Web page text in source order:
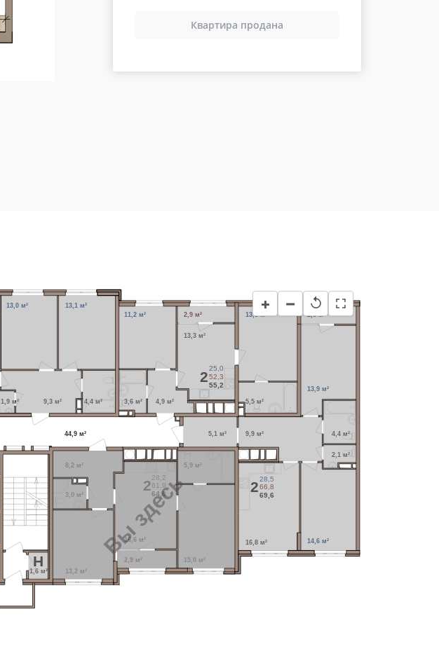
Квартира продана
+ − ↺
1,6 м²
4,4 м² 3,6 м²
2,9 м² 2,8 м²
1,9 м² 4,9 м²
11,2 м²
13,3 м²
13,0 м² 13,1 м²
9,3 м²
44,9 м²
8,2 м²
13,2 м²
16,6 м²
15,0 м²
5,9 м²
3,0 м²
2,9 м²
16,8 м² 14,6 м²
13,9 м²
5,5 м²
13,8 м²
9,9 м²
5,1 м²
2,1 м²
4,4 м²
225,0
52,3
55,2
228,5
66,8
69,6
228,2
61,9
64,8
H
Вы здесь